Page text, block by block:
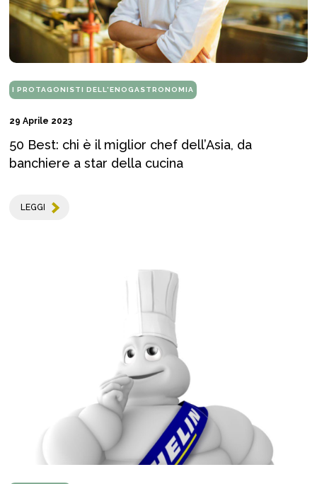
I PROTAGONISTI DELL'ENOGASTRONOMIA
29 Aprile 2023
50 Best: chi è il miglior chef dell’Asia, da
banchiere a star della cucina
LEGGI